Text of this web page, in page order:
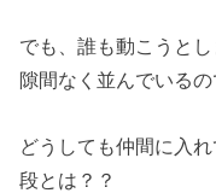
でも、誰も動こうと
隙間なく並んでいる
どうしても仲間に入
段とは？？